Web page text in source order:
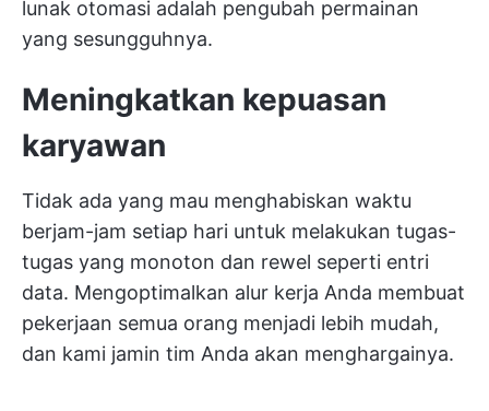
lunak otomasi adalah pengubah permainan
yang sesungguhnya.
Meningkatkan kepuasan
karyawan
Tidak ada yang mau menghabiskan waktu
berjam-jam setiap hari untuk melakukan tugas-
tugas yang monoton dan rewel seperti entri
data. Mengoptimalkan alur kerja Anda membuat
pekerjaan semua orang menjadi lebih mudah,
dan kami jamin tim Anda akan menghargainya.